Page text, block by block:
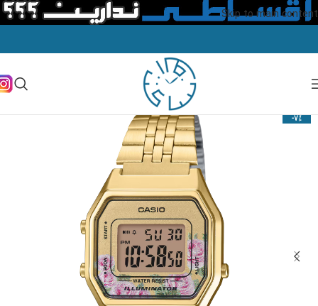
Skip to main content
-7%